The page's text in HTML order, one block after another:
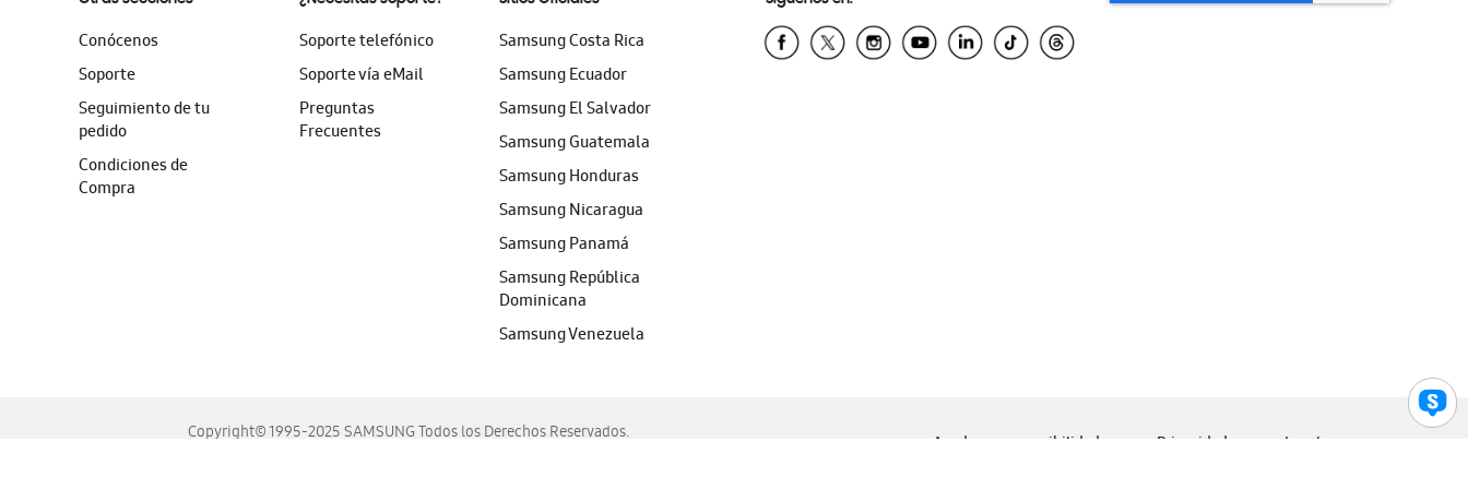
Conócenos
Soporte
Seguimiento de tu
pedido
Condiciones de
Compra
Soporte telefónico
Soporte vía eMail
Preguntas
Frecuentes
Samsung Costa Rica
Samsung Ecuador
Samsung El Salvador
Samsung Guatemala
Samsung Honduras
Samsung Nicaragua
Samsung Panamá
Samsung República
Dominicana
Samsung Venezuela
Copyright© 1995-2025 SAMSUNG Todos los Derechos Reservados.
Ayuda para accesibilidad Privacidad Legal